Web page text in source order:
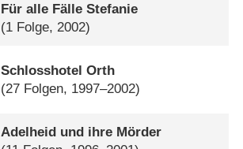
Für alle Fälle Stefanie
(1 Folge, 2002)
Schlosshotel Orth
(27 Folgen, 1997–2002)
Adelheid und ihre Mörder